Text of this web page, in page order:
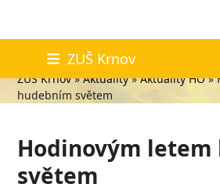
content
ZUŠ Krnov
Aktuality
ZUŠ Krnov»Aktuality»Aktuality HO»
hudebním světem
Hodinovým
světem